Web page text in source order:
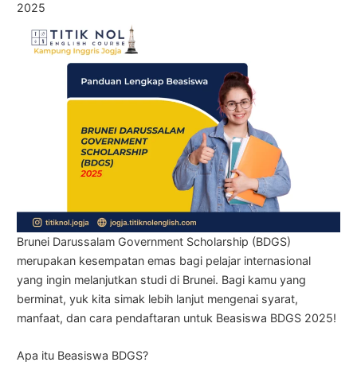
2025
Brunei Darussalam Government Scholarship (BDGS)
merupakan kesempatan emas bagi pelajar internasional
yang ingin melanjutkan studi di Brunei. Bagi kamu yang
berminat, yuk kita simak lebih lanjut mengenai syarat,
manfaat, dan cara pendaftaran untuk Beasiswa BDGS 2025!
Apa itu Beasiswa BDGS?